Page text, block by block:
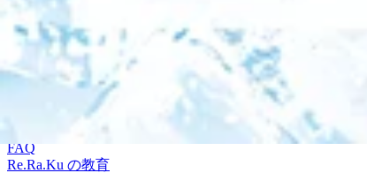
店舗検索
はじめての方
Re.Ra.Ku とは
FAQ
Re.Ra.Ku の教育